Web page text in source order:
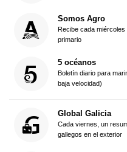
Somos Agro
Recibe cada
primario
5 océanos
Boletín diario para
baja velocidad)
Global Galicia
Cada viernes, un
gallegos en el exterior